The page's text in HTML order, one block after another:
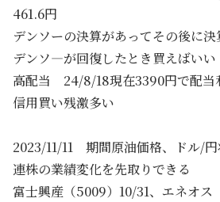
461.6円
デンソーの決算があってその後に決
デンソ―が回復したとき買えばいい
高配当 24/8/18現在3390円で配当
信用買い残激多い
2023/11/11 期間原油価格、ドル/
連株の業績変化を先取りできる
富士興産（5009）10/31、エネオス